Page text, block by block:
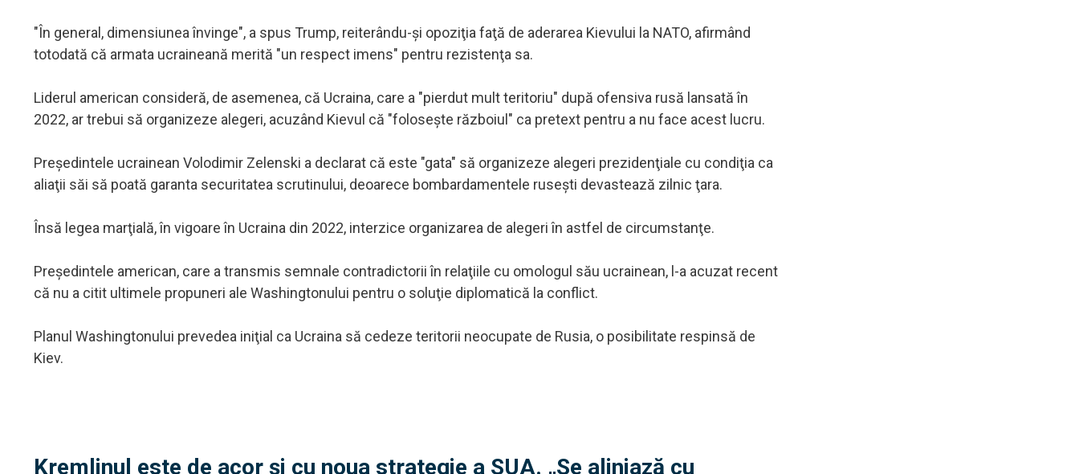
"În general, dimensiunea învinge", a spus Trump, reiterându-şi opoziţia faţă de aderarea Kievului la NATO, afirmând
totodată că armata ucraineană merită "un respect imens" pentru rezistenţa sa.
Liderul american consideră, de asemenea, că Ucraina, care a "pierdut mult teritoriu" după ofensiva rusă lansată în
2022, ar trebui să organizeze alegeri, acuzând Kievul că "foloseşte războiul" ca pretext pentru a nu face acest lucru.
Preşedintele ucrainean Volodimir Zelenski a declarat că este "gata" să organizeze alegeri prezidenţiale cu condiţia ca
aliaţii săi să poată garanta securitatea scrutinului, deoarece bombardamentele ruseşti devastează zilnic ţara.
Însă legea marţială, în vigoare în Ucraina din 2022, interzice organizarea de alegeri în astfel de circumstanţe.
Preşedintele american, care a transmis semnale contradictorii în relaţiile cu omologul său ucrainean, l-a acuzat recent
că nu a citit ultimele propuneri ale Washingtonului pentru o soluţie diplomatică la conflict.
Planul Washingtonului prevedea iniţial ca Ucraina să cedeze teritorii neocupate de Rusia, o posibilitate respinsă de
Kiev.
Kremlinul este de acor și cu noua strategie a SUA. „Se aliniază cu